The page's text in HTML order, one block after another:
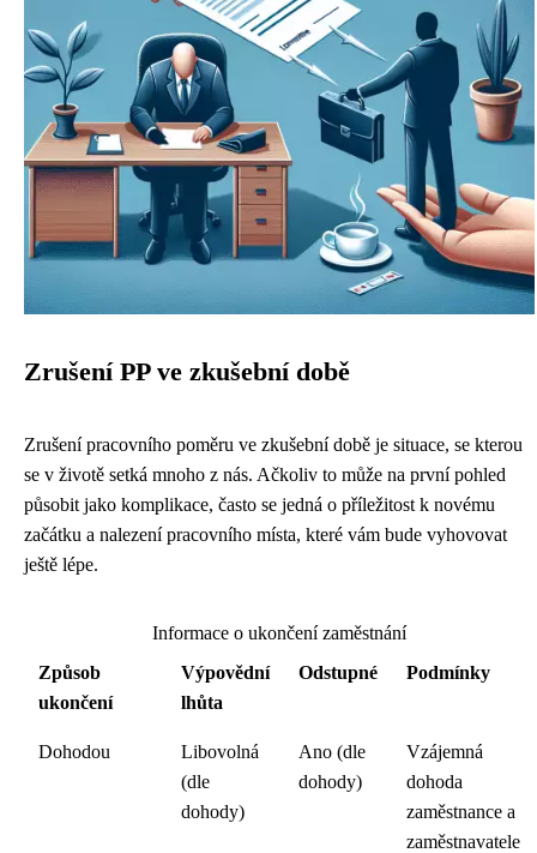
Zrušení PP ve zkušební době
Zrušení pracovního poměru ve zkušební době je situace, se kterou
se v životě setká mnoho z nás. Ačkoliv to může na první pohled
působit jako komplikace, často se jedná o příležitost k novému
začátku a nalezení pracovního místa, které vám bude vyhovovat
ještě lépe.
Informace o ukončení zaměstnání
Způsob
ukončení
Výpovědní
lhůta
Odstupné Podmínky
Dohodou
Libovolná
(dle
dohody)
Ano (dle
dohody)
Vzájemná
dohoda
zaměstnance a
zaměstnavatele